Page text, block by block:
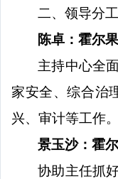
二、领导分工
陈卓 ：霍尔
主持中心全
家安全、综合治
兴、审计等工作
景玉沙：霍
协助主任抓